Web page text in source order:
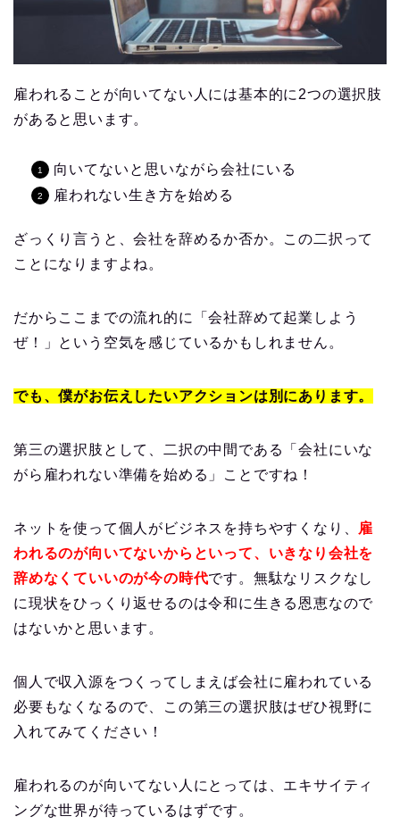
雇われることが向いてない人には基本的に2つの選択肢
があると思います。
向いてないと思いながら会社にいる
雇われない生き方を始める
ざっくり言うと、会社を辞めるか否か。この二択って
ことになりますよね。
だからここまでの流れ的に「会社辞めて起業しよう
ぜ！」という空気を感じているかもしれません。
でも、僕がお伝えしたいアクションは別にあります。
第三の選択肢として、二択の中間である「会社にいな
がら雇われない準備を始める」ことですね！
ネットを使って個人がビジネスを持ちやすくなり、 雇
われるのが向いてないからといって、いきなり会社を
辞めなくていいのが今の時代です。無駄なリスクなし
に現状をひっくり返せるのは令和に生きる恩恵なので
はないかと思います。
個人で収入源をつくってしまえば会社に雇われている
必要もなくなるので、この第三の選択肢はぜひ視野に
入れてみてください！
雇われるのが向いてない人にとっては、エキサイティ
ングな世界が待っているはずです。